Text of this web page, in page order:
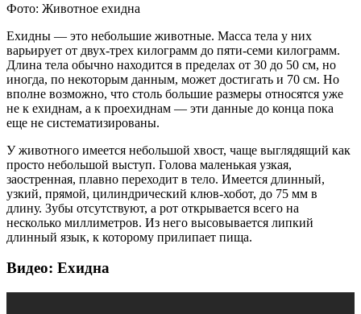
Фото: Животное ехидна
Ехидны — это небольшие животные. Масса тела у них
варьирует от двух-трех килограмм до пяти-семи килограмм.
Длина тела обычно находится в пределах от 30 до 50 см, но
иногда, по некоторым данным, может достигать и 70 см. Но
вполне возможно, что столь большие размеры относятся уже
не к ехиднам, а к проехиднам — эти данные до конца пока
еще не систематизированы.
У животного имеется небольшой хвост, чаще выглядящий как
просто небольшой выступ. Голова маленькая узкая,
заостренная, плавно переходит в тело. Имеется длинный,
узкий, прямой, цилиндрический клюв-хобот, до 75 мм в
длину. Зубы отсутствуют, а рот открывается всего на
несколько миллиметров. Из него высовывается липкий
длинный язык, к которому прилипает пища.
Видео: Ехидна